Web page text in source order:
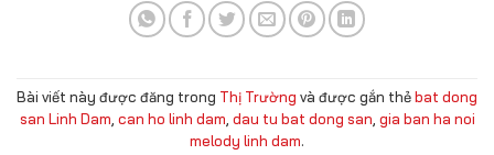
Bài viết này được đăng trong Thị Trường và được gắn thẻbat dong
san Linh Dam can ho linh dam dau tu bat dong san gia ban ha noi
melody linh dam.